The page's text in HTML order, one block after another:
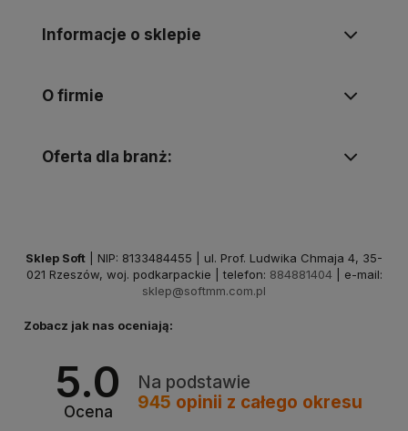
Informacje o sklepie
O firmie
Oferta dla branż:
Sklep Soft | NIP: 8133484455 | ul. Prof. Ludwika Chmaja 4, 35-
021 Rzeszów, woj. podkarpackie | telefon: 884881404 | e-mail:
sklep@softmm.com.pl
Zobacz jak nas oceniają:
5.0
Ocena
Na podstawie
945 opinii z całego okresu